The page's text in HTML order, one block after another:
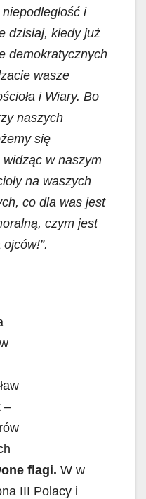
i
dzisiaj, kiedy już
demokratycznych
wasze
i Wiary. Bo
naszych
się
w naszym
na waszych
co dla was jest
czym jest
–
flagi. W w
III Polacy i